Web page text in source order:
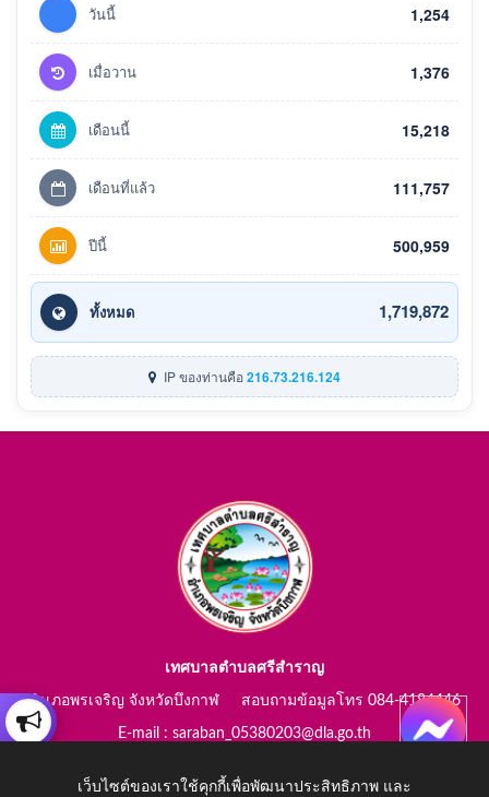
วันนี้ 1,254
เมื่อวาน 1,376
เดือนนี้ 15,218
เดือนที่แล้ว 111,757
ปีนี้ 500,959
ทั้งหมด 1,719,872
IP ของท่านคือ216.73.216.124
เทศบาลตำบลศรีสำราญ
อำเภอพรเจริญ จังหวัดบึงกาฬ สอบถามข้อมูลโทร 084-4184446
E-mail : saraban_05380203@dla.go.th
เว็บไซต์ของเราใช้คุกกี้เพื่อพัฒนาประสิทธิภาพ และ